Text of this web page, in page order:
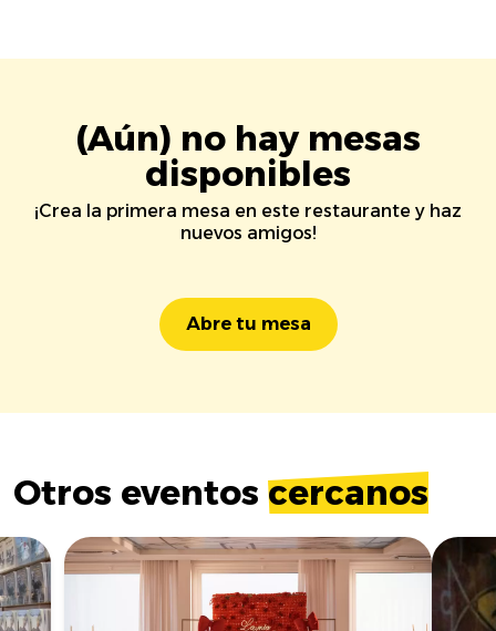
(Aún) no hay mesas
disponibles
¡Crea la primera mesa en este restaurante y haz
nuevos amigos!
Abre tu mesa
Otros eventos cercanos